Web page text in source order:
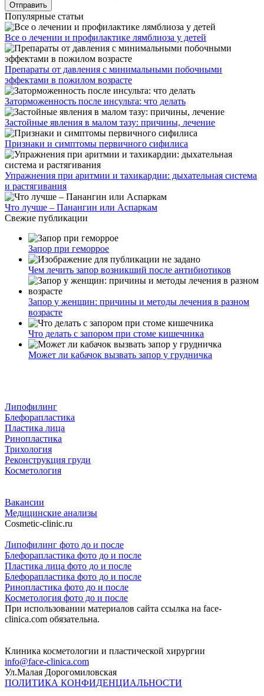
Популярные статьи
Все о лечении и профилактике лямблиоза у детей
Препараты от давления с минимальными побочными
эффектами в пожилом возрасте
Заторможенность после инсульта: что делать
Застойные явления в малом тазу: причины, лечение
Признаки и симптомы первичного сифилиса
Упражнения при аритмии и тахикардии: дыхательная система
и растягивания
Что лучше – Панангин или Аспаркам
Свежие публикации
Запор при геморрое
Чем лечить запор возникший после антибиотиков
Запор у женщин: причины и методы лечения в разном
возрасте
Что делать с запором при стоме кишечника
Может ли кабачок вызвать запор у грудничка
Липофилинг
Блефорапластика
Пластика лица
Ринопластика
Трихология
Реконструкция груди
Косметология
Вакансии
Медицинские анализы
Cosmetic-clinic.ru
Липофилинг фото до и после
Блефорапластика фото до и после
Пластика лица фото до и после
Блефорапластика фото до и после
Ринопластика фото до и после
Косметология фото до и после
При использовании материалов сайта ссылка на face-
clinica.com обязательна.
Клиника косметологии и пластической хирургии
info@face-clinica.com
Ул.Малая Дорогомиловская
ПОЛИТИКА КОНФИДЕНЦИАЛЬНОСТИ